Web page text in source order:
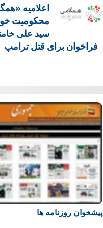
اعلامیه
محکومیت
سید علی
فراخوان برای قتل ترامپ
پیشخوان روزنامه ها